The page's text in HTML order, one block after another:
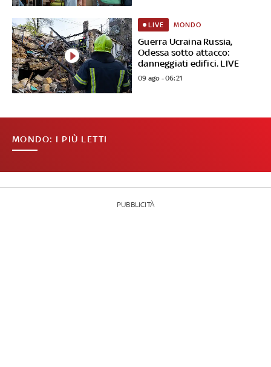
Guerra Ucraina Russia,
Odessa sotto attacco:
danneggiati edifici. LIVE
LIVE MONDO
09 ago - 06:21
MONDO: I PIÙ LETTI
PUBBLICITÀ